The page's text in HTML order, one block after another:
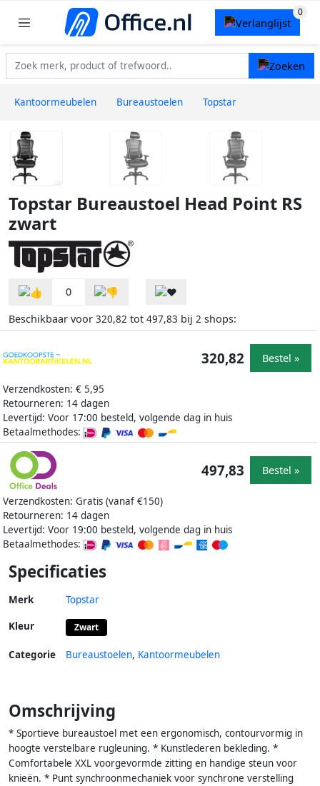
Kantoormeubelen Bureaustoelen Topstar
Topstar Bureaustoel Head Point RS
zwart
0
Beschikbaar voor 320,82 tot 497,83 bij 2 shops:
Verzendkosten: € 5,95
Retourneren: 14 dagen
Levertijd: Voor 17:00 besteld, volgende dag in huis
Betaalmethodes:
320,82 Bestel »
Verzendkosten: Gratis (vanaf €150)
Retourneren: 14 dagen
Levertijd: Voor 19:00 besteld, volgende dag in huis
Betaalmethodes:
497,83 Bestel »
Specificaties
Merk Topstar
Kleur Zwart
Categorie Bureaustoelen, Kantoormeubelen
Omschrijving
* Sportieve bureaustoel met een ergonomisch, contourvormig in
hoogte verstelbare rugleuning. * Kunstlederen bekleding. *
Comfortabele XXL voorgevormde zitting en handige steun voor
knieën. * Punt synchroonmechaniek voor synchrone verstelling